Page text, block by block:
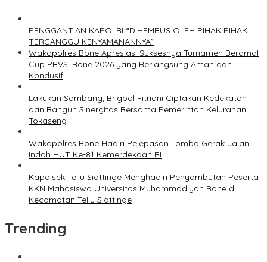
PENGGANTIAN KAPOLRI “DIHEMBUS OLEH PIHAK PIHAK
TERGANGGU KENYAMANANNYA”
Wakapolres Bone Apresiasi Suksesnya Turnamen Beramal
Cup PBVSI Bone 2026 yang Berlangsung Aman dan
Kondusif
Lakukan Sambang, Brigpol Fitriani Ciptakan Kedekatan
dan Bangun Sinergitas Bersama Pemerintah Kelurahan
Tokaseng
Wakapolres Bone Hadiri Pelepasan Lomba Gerak Jalan
Indah HUT Ke-81 Kemerdekaan RI
Kapolsek Tellu Siattinge Menghadiri Penyambutan Peserta
KKN Mahasiswa Universitas Muhammadiyah Bone di
Kecamatan Tellu Siattinge
Trending